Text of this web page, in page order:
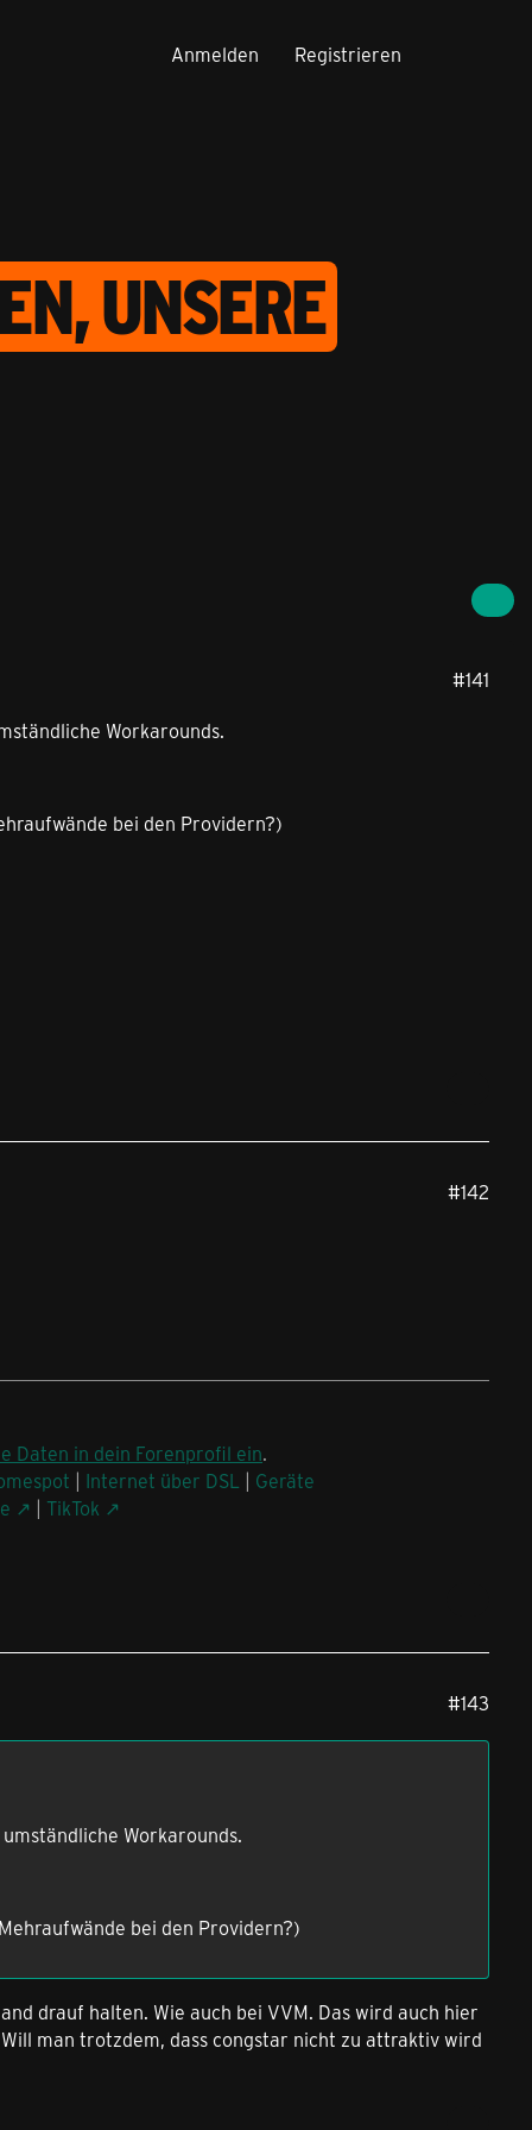
Anmelden Registrieren
UNSERE
#141
Workarounds.
bei den Providern?)
#142
Daten in dein Forenprofil ein.
| Internet über DSL | Geräte
| TikTok
#143
Workarounds.
bei den Providern?)
drauf halten. Wie auch bei VVM. Das wird auch hier
man trotzdem, dass congstar nicht zu attraktiv wird